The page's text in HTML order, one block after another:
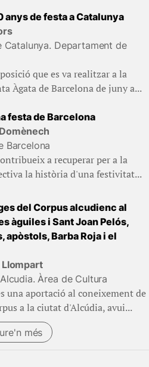
anys de festa a Catalunya
Catalunya. Departament de
que es va realitzar a la
Àgata de Barcelona de juny a...
festa de Barcelona
Barcelona
a recuperar per a la
la història d'una festivitat...
del Corpus alcudienc al
àguiles i Sant Joan Pelós,
apòstols, Barba Roja i el
Àrea de Cultura
una aportació al coneixement de
a la ciutat d'Alcúdia, avui...
més